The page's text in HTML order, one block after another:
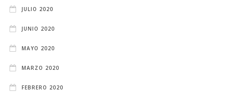
JULIO 2020
JUNIO 2020
MAYO 2020
MARZO 2020
FEBRERO 2020